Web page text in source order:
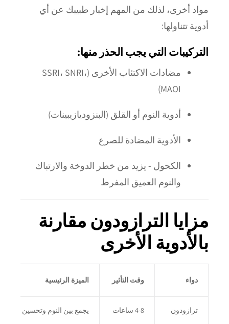
مواد أخرى، لذلك من المهم إخبار طبيبك عن أي
أدوية تتناولها:
التركيبات التي يجب الحذر منها:
مضادات الاكتئاب الأخرى (SSRI، SNRI،
MAOI)
أدوية النوم أو القلق (البنزوديازيبينات)
الأدوية المضادة للصرع
الكحول - يزيد من خطر الدوخة والارتباك
والنوم العميق المفرط
مزايا الترازودون مقارنة
بالأدوية الأخرى
دواء وقت التأثير الميزة الرئيسية
ترازودون 4-8 ساعات يجمع بين النوم وتحسين المزاج